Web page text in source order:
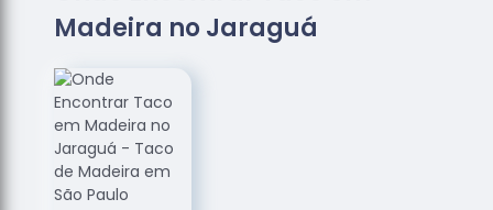
Empresas
de
de Madeira
Loja de
Assoalhos
Raspagem
de
Madeira no Jaraguá